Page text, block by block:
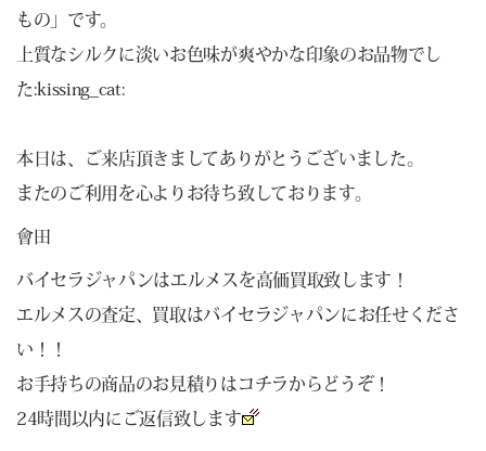
もの」です。
上質なシルクに淡いお色味が爽やかな印象のお品物でし
た:kissing_cat:
本日は、ご来店頂きましてありがとうございました。
またのご利用を心よりお待ち致しております。
會田
バイセラジャパンはエルメスを高価買取致します！
エルメスの査定、買取はバイセラジャパンにお任せくださ
い！！
お手持ちの商品のお見積りはコチラからどうぞ！
24時間以内にご返信致します